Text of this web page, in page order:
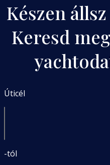
Készen
Keresd
Úticél
-tól